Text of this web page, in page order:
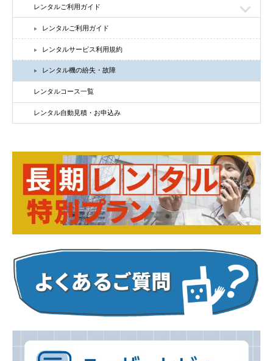
レンタルご利用ガイド
▶ レンタルご利用ガイド
▶ レンタルサービス利用規約
▶ レンタル機の紛失・故障
レンタルコース一覧
レンタル自動見積・お申込み